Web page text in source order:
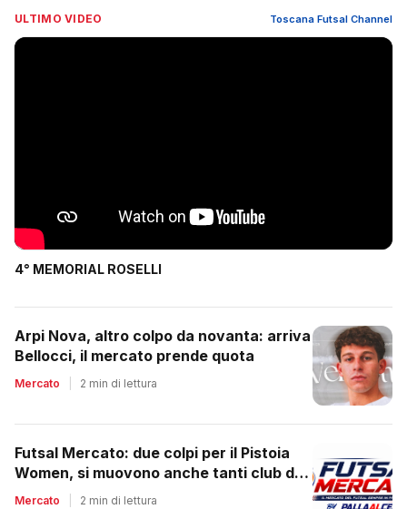
ULTIMO VIDEO Toscana Futsal Channel
4° MEMORIAL ROSELLI
Arpi Nova, altro colpo da novanta: arriva
Bellocci, il mercato prende quota
Mercato 2 min di lettura
Futsal Mercato: due colpi per il Pistoia
Women, si muovono anche tanti club del
regionale
Mercato 2 min di lettura